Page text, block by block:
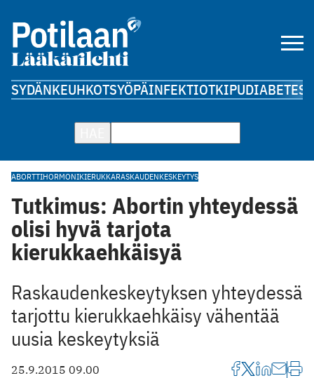
SYDÄNKEUHKOTSYÖPÄINFEKTIOTKIPUDIABETES
ABORTTIHORMONIKIERUKKARASKAUDENKESKEYTYS
Tutkimus: Abortin yhteydessä
olisi hyvä tarjota
kierukkaehkäisyä
Raskaudenkeskeytyksen yhteydessä
tarjottu kierukkaehkäisy vähentää
uusia keskeytyksiä
25.9.2015 09.00